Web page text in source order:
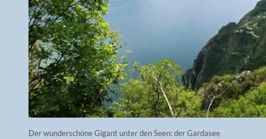
Der wunderschöne Gigant unter den Seen: der Gardasee